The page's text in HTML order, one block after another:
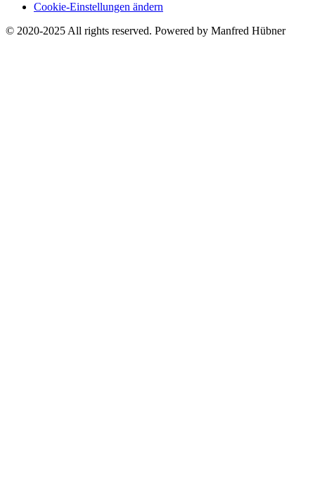
Cookie-Einstellungen ändern
© 2020-2025 All rights reserved. Powered by Manfred Hübner